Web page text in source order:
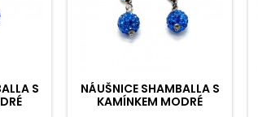
S
NÁUŠNICE SHAMBALLA S
KAMÍNKEM MODRÉ